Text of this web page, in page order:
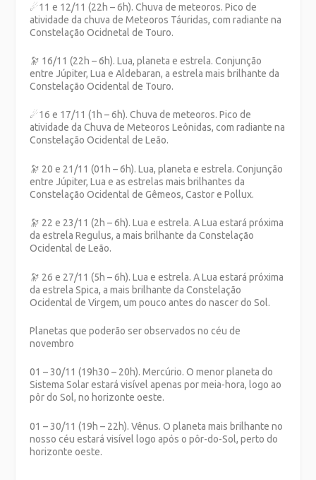
☄11 e 12/11 (22h – 6h). Chuva de meteoros. Pico de
atividade da chuva de Meteoros Táuridas, com radiante na
Constelação Ocidnetal de Touro.
🔭 16/11 (22h – 6h). Lua, planeta e estrela. Conjunção
entre Júpiter, Lua e Aldebaran, a estrela mais brilhante da
Constelação Ocidental de Touro.
☄16 e 17/11 (1h – 6h). Chuva de meteoros. Pico de
atividade da Chuva de Meteoros Leônidas, com radiante na
Constelação Ocidental de Leão.
🔭 20 e 21/11 (01h – 6h). Lua, planeta e estrela. Conjunção
entre Júpiter, Lua e as estrelas mais brilhantes da
Constelação Ocidental de Gêmeos, Castor e Pollux.
🔭 22 e 23/11 (2h – 6h). Lua e estrela. A Lua estará próxima
da estrela Regulus, a mais brilhante da Constelação
Ocidental de Leão.
🔭 26 e 27/11 (5h – 6h). Lua e estrela. A Lua estará próxima
da estrela Spica, a mais brilhante da Constelação
Ocidental de Virgem, um pouco antes do nascer do Sol.
Planetas que poderão ser observados no céu de
novembro
01 – 30/11 (19h30 – 20h). Mercúrio. O menor planeta do
Sistema Solar estará visível apenas por meia-hora, logo ao
pôr do Sol, no horizonte oeste.
01 – 30/11 (19h – 22h). Vênus. O planeta mais brilhante no
nosso céu estará visível logo após o pôr-do-Sol, perto do
horizonte oeste.